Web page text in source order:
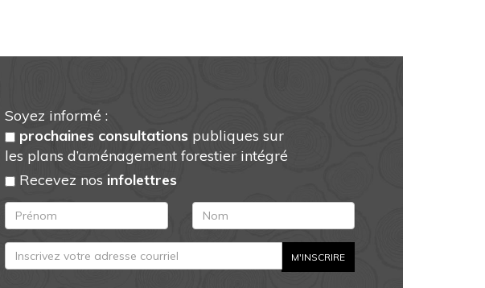
Soyez informé :
prochaines consultations publiques sur
les plans d’aménagement forestier intégré
Recevez nos infolettres